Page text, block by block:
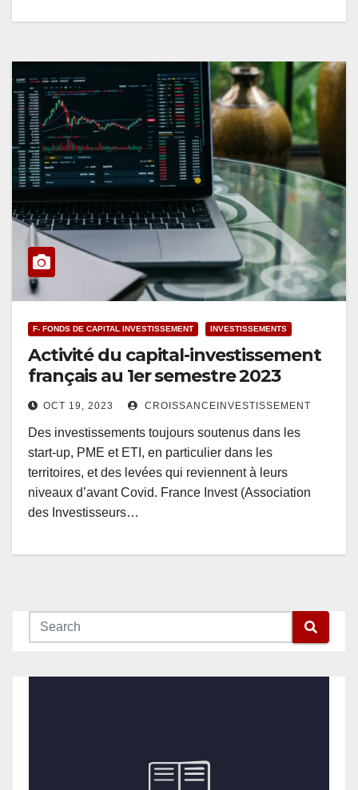
F- FONDS DE CAPITAL INVESTISSEMENT INVESTISSEMENTS
Activité du capital-investissement
français au 1er semestre 2023
OCT 19, 2023 CROISSANCEINVESTISSEMENT
Des investissements toujours soutenus dans les
start-up, PME et ETI, en particulier dans les
territoires, et des levées qui reviennent à leurs
niveaux d’avant Covid. France Invest (Association
des Investisseurs…